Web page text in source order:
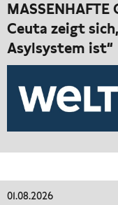
MASSENHAFTE
Ceuta zeigt
Asylsystem ist“
01.08.2026